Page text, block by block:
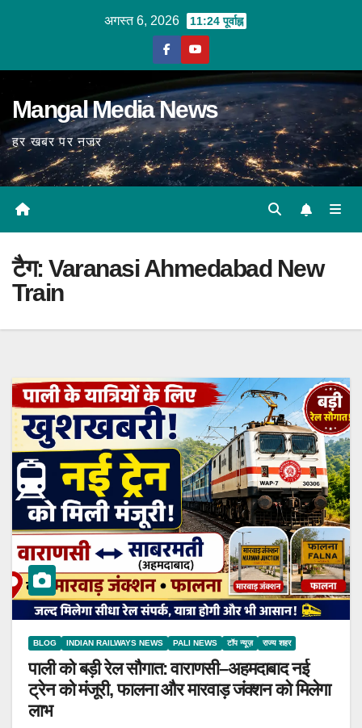
अगस्त 6, 2026 11:24 पूर्वाह्न
Mangal Media News
हर खबर पर नजर
टैग: Varanasi Ahmedabad New
Train
BLOG INDIAN RAILWAYS NEWS PALI NEWS टॉप न्यूज़ राज्य शहर
पाली को बड़ी रेल सौगात: वाराणसी–अहमदाबाद नई
ट्रेन को मंजूरी, फालना और मारवाड़ जंक्शन को मिलेगा
लाभ